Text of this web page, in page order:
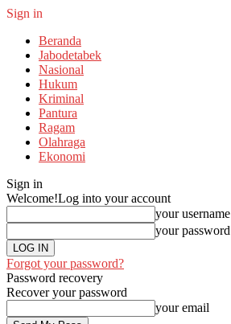
Sign in
Beranda
Jabodetabek
Nasional
Hukum
Kriminal
Pantura
Ragam
Olahraga
Ekonomi
Sign in
Welcome!Log into your account
your username
your password
Forgot your password?
Password recovery
Recover your password
your email